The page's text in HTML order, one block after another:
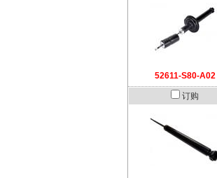
52611-S80-A02
订购